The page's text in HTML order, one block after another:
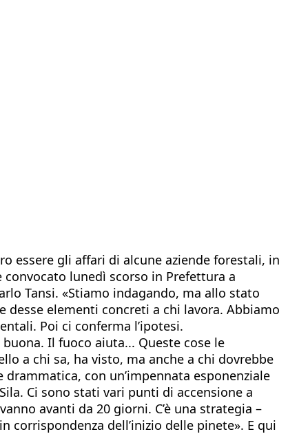
essere gli affari di alcune aziende forestali, in
lunedì scorso in Prefettura a
Tansi. «Stiamo indagando, ma allo stato
desse elementi concreti a chi lavora. Abbiamo
Poi ci conferma l’ipotesi.
Il fuoco aiuta... Queste cose le
a chi sa, ha visto, ma anche a chi dovrebbe
con un’impennata esponenziale
Ci sono stati vari punti di accensione a
avanti da 20 giorni. C’è una strategia –
corrispondenza dell’inizio delle pinete». E qui